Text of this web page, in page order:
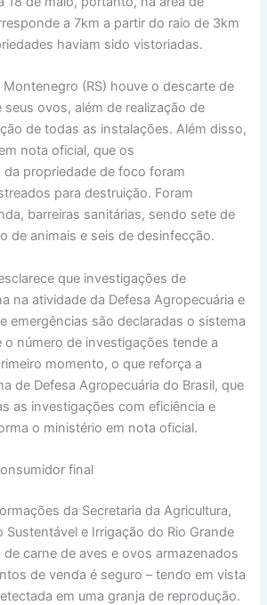
a 7km a partir do raio de 3km
haviam sido vistoriadas.
(RS) houve o descarte de
ovos, além de realização de
de todas as instalações. Além disso,
nota oficial, que os
propriedade de foco foram
para destruição. Foram
barreiras sanitárias, sendo sete de
de animais e seis de desinfecção.
que investigações de
na atividade da Defesa Agropecuária e
emergências são declaradas o sistema
o número de investigações tende a
momento, o que reforça a
de Defesa Agropecuária do Brasil, que
as investigações com eficiência e
o ministério em nota oficial.
final
da Secretaria da Agricultura,
Sustentável e Irrigação do Rio Grande
carne de aves e ovos armazenados
de venda é seguro – tendo em vista
em uma granja de reprodução.